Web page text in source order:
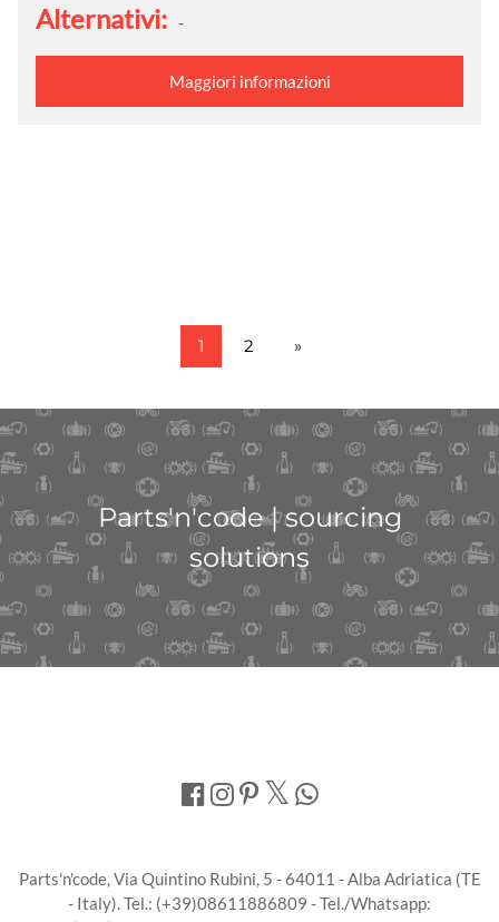
Alternativi: -
Maggiori informazioni
1 2 »
Parts'n'code | sourcing
solutions
Parts'n'code, Via Quintino Rubini, 5 - 64011 - Alba Adriatica (TE
- Italy). Tel.: (+39)08611886809 - Tel./Whatsapp: